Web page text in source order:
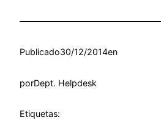
Publicado30/12/2014en
porDept. Helpdesk
Etiquetas: